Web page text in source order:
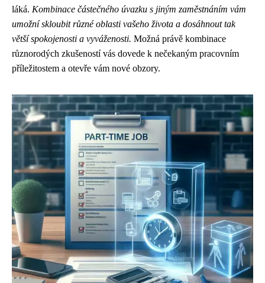
láká. Kombinace částečného úvazku s jiným zaměstnáním vám
umožní skloubit různé oblasti vašeho života a dosáhnout tak
větší spokojenosti a vyváženosti. Možná právě kombinace
různorodých zkušeností vás dovede k nečekaným pracovním
příležitostem a otevře vám nové obzory.